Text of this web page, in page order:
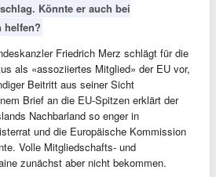
Könnte er auch bei
helfen?
Friedrich Merz schlägt für die
als «assoziiertes Mitglied» der EU vor,
Beitritt aus seiner Sicht
Brief an die EU-Spitzen erklärt der
Nachbarland so enger in
und die Europäische Kommission
Volle Mitgliedschafts- und
zunächst aber nicht bekommen.